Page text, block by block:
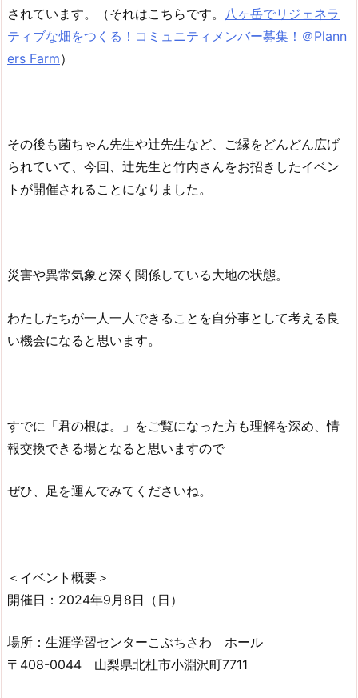
されています。（それはこちらです。 八ヶ岳でリジェネラ
ティブな畑をつくる！コミュニティメンバー募集！＠Plann
ers Farm）
その後も菌ちゃん先生や辻先生など、ご縁をどんどん広げ
られていて、今回、辻先生と竹内さんをお招きしたイベン
トが開催されることになりました。
災害や異常気象と深く関係している大地の状態。
わたしたちが一人一人できることを自分事として考える良
い機会になると思います。
すでに「君の根は。」をご覧になった方も理解を深め、情
報交換できる場となると思いますので
ぜひ、足を運んでみてくださいね。
＜イベント概要＞
開催日：2024年9月8日（日）
場所：生涯学習センターこぶちさわ ホール
〒408-0044 山梨県北杜市小淵沢町7711